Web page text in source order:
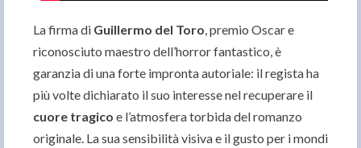
La firma di Guillermo del Toro, premio Oscar e
riconosciuto maestro dell’horror fantastico, è
garanzia di una forte impronta autoriale: il regista ha
più volte dichiarato il suo interesse nel recuperare il
cuore tragico e l’atmosfera torbida del romanzo
originale. La sua sensibilità visiva e il gusto per i mondi